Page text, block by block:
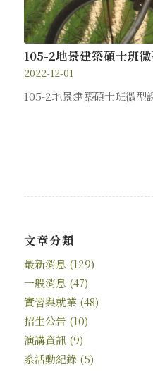
105-2地景建築碩士班
2022-12-01
105-2地景建築碩士班微
文章分類
最新消息 (129)
一般消息 (47)
實習與就業(48)
招生公告 (10)
演講資訊(9)
系活動紀錄(5)